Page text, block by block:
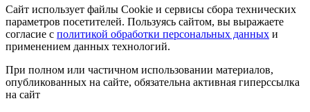
Сайт использует файлы Cookie и сервисы сбора технических
параметров посетителей. Пользуясь сайтом, вы выражаете
согласие с политикой обработки персональных данных и
применением данных технологий.
При полном или частичном использовании материалов,
опубликованных на сайте, обязательна активная гиперссылка
на сайт